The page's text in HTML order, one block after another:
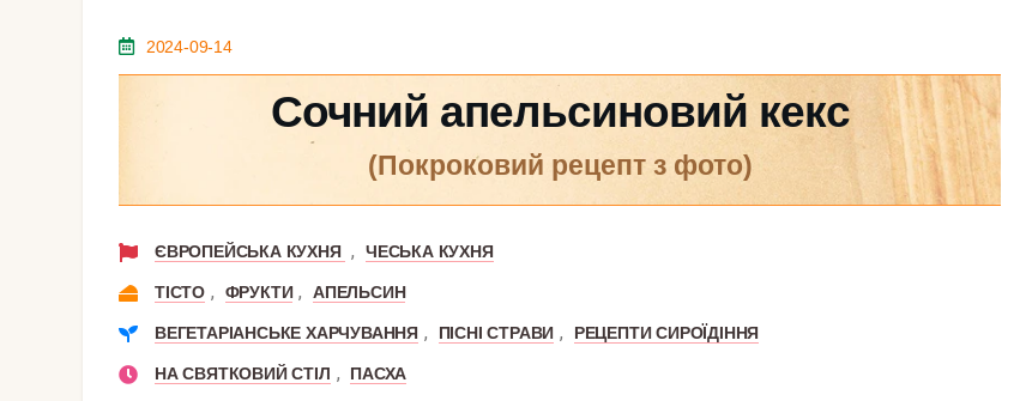
2024-09-14
Cочний апельсиновий кекс
(покроковий рецепт з фото)
ЄВРОПЕЙСЬКА КУХНЯ , ЧЕСЬКА КУХНЯ
ТІСТО , ФРУКТИ , АПЕЛЬСИН
ВЕГЕТАРІАНСЬКЕ ХАРЧУВАННЯ , ПІСНІ СТРАВИ , РЕЦЕПТИ СИРОЇДІННЯ
НА СВЯТКОВИЙ СТІЛ , ПАСХА